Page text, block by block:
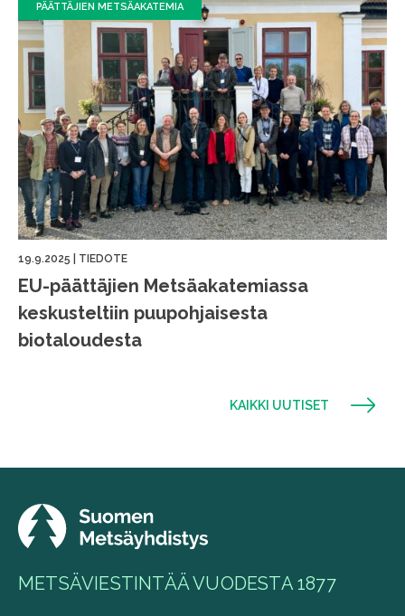
PÄÄTTÄJIEN METSÄAKATEMIA
19.9.2025 TIEDOTE
EU-päättäjien Metsäakatemiassa
keskusteltiin puupohjaisesta
biotaloudesta
KAIKKI UUTISET
METSÄVIESTINTÄÄ VUODESTA 1877